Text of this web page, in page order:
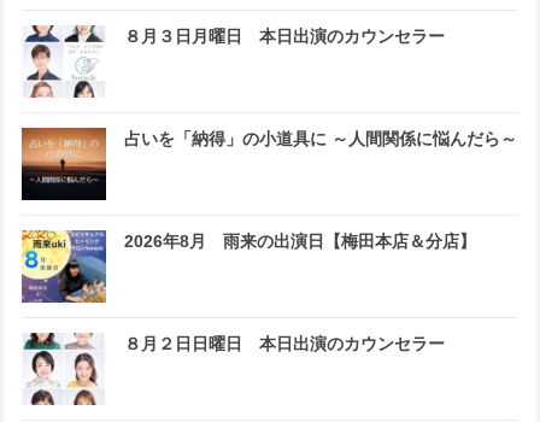
８月３日月曜日 本日出演のカウンセラー
占いを「納得」の小道具に ～人間関係に悩んだら～
2026年8月 雨来の出演日【梅田本店＆分店】
８月２日日曜日 本日出演のカウンセラー